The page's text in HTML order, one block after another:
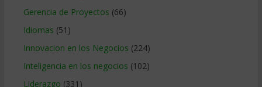
Gerencia de Proyectos (66)
Idiomas (51)
Innovacion en los Negocios (224)
Inteligencia en los negocios (102)
Liderazgo (331)